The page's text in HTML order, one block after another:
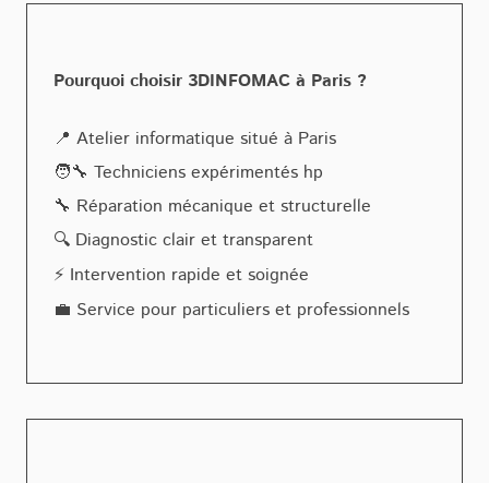
Pourquoi choisir 3DINFOMAC à Paris ?
📍 Atelier informatique situé à Paris
🧑‍🔧 Techniciens expérimentés hp
🔧 Réparation mécanique et structurelle
🔍 Diagnostic clair et transparent
⚡ Intervention rapide et soignée
💼 Service pour particuliers et professionnels